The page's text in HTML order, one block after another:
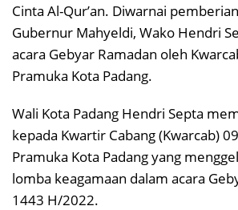
Cinta Al-Qur’an. Diwarnai
Gubernur Mahyeldi, Wako Hendri
acara Gebyar Ramadan oleh
Pramuka Kota Padang.
Wali Kota Padang Hendri Septa
kepada Kwartir Cabang (Kwarcab)
Pramuka Kota Padang yang
lomba keagamaan dalam acara
1443 H/2022.